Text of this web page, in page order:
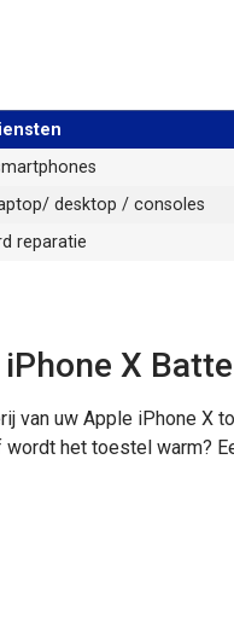
desktop / consoles
reparatie
X
van uw Apple iPhone X
wordt het toestel warm?